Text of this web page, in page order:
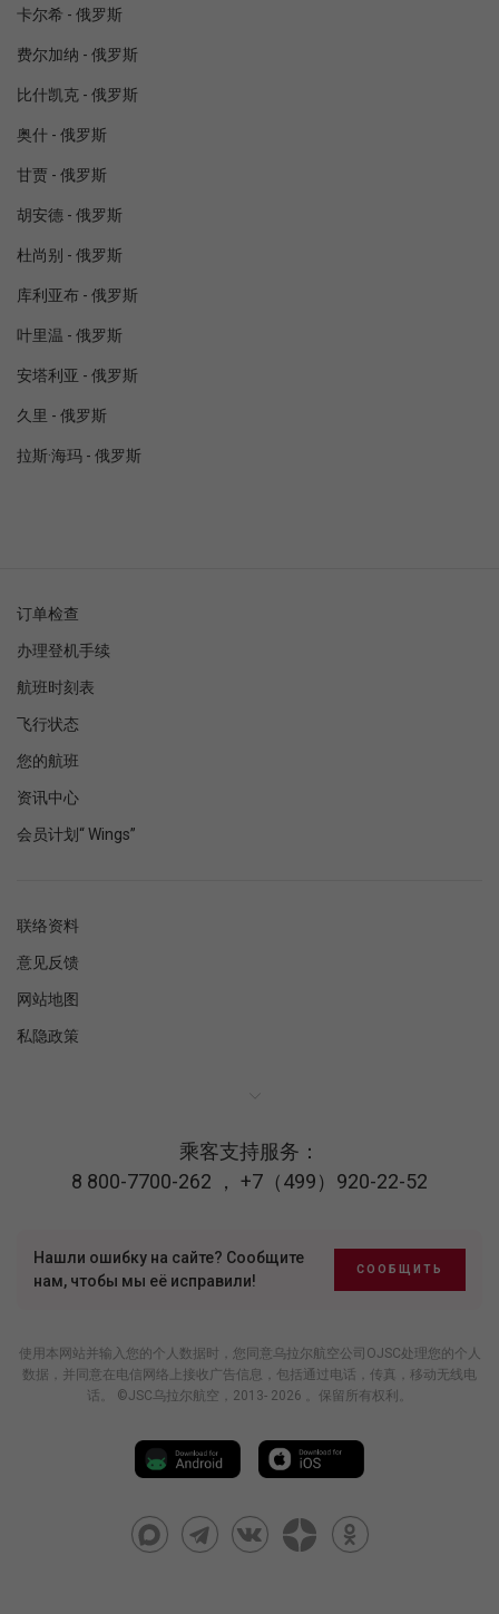
卡尔希 - 俄罗斯
费尔加纳 - 俄罗斯
比什凯克 - 俄罗斯
奥什 - 俄罗斯
甘贾 - 俄罗斯
胡安德 - 俄罗斯
杜尚别 - 俄罗斯
库利亚布 - 俄罗斯
叶里温 - 俄罗斯
安塔利亚 - 俄罗斯
久里 - 俄罗斯
拉斯·海玛 - 俄罗斯
订单检查
办理登机手续
航班时刻表
飞行状态
您的航班
资讯中心
会员计划“ Wings”
联络资料
意见反馈
网站地图
私隐政策
乘客支持服务：
8 800-7700-262 ， +7（499）920-22-52
Нашли ошибку на сайте? Сообщите
нам, чтобы мы её исправили!
СООБЩИТЬ
使用本网站并输入您的个人数据时，您同意乌拉尔航空公司OJSC处理您的个人
数据，并同意在电信网络上接收广告信息，包括通过电话，传真，移动无线电
话。 ©JSC乌拉尔航空，2013- 2026 。保留所有权利。